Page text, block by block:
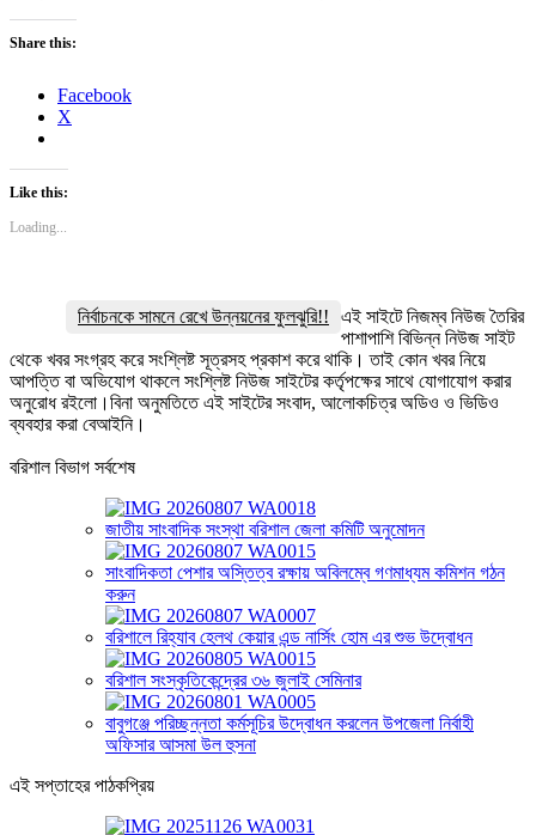
Share this:
Facebook
X
Like this:
Loading...
নির্বাচনকে সামনে রেখে উন্নয়নের ফুলঝুরি!!
এই সাইটে নিজম্ব নিউজ তৈরির
পাশাপাশি বিভিন্ন নিউজ সাইট
থেকে খবর সংগ্রহ করে সংশ্লিষ্ট সূত্রসহ প্রকাশ করে থাকি। তাই কোন খবর নিয়ে
আপত্তি বা অভিযোগ থাকলে সংশ্লিষ্ট নিউজ সাইটের কর্তৃপক্ষের সাথে যোগাযোগ করার
অনুরোধ রইলো।বিনা অনুমতিতে এই সাইটের সংবাদ, আলোকচিত্র অডিও ও ভিডিও
ব্যবহার করা বেআইনি।
বরিশাল বিভাগ সর্বশেষ
জাতীয় সাংবাদিক সংস্থা বরিশাল জেলা কমিটি অনুমোদন
সাংবাদিকতা পেশার অস্তিত্ব রক্ষায় অবিলম্বে গণমাধ্যম কমিশন গঠন
করুন
বরিশালে রিহ্যাব হেলথ কেয়ার এন্ড নার্সিং হোম এর শুভ উদ্বোধন
বরিশাল সংস্কৃতিকেন্দ্রের ৩৬ জুলাই সেমিনার
বাবুগঞ্জে পরিচ্ছন্নতা কর্মসূচির উদ্বোধন করলেন উপজেলা নির্বাহী
অফিসার আসমা উল হুসনা
এই সপ্তাহের পাঠকপ্রিয়